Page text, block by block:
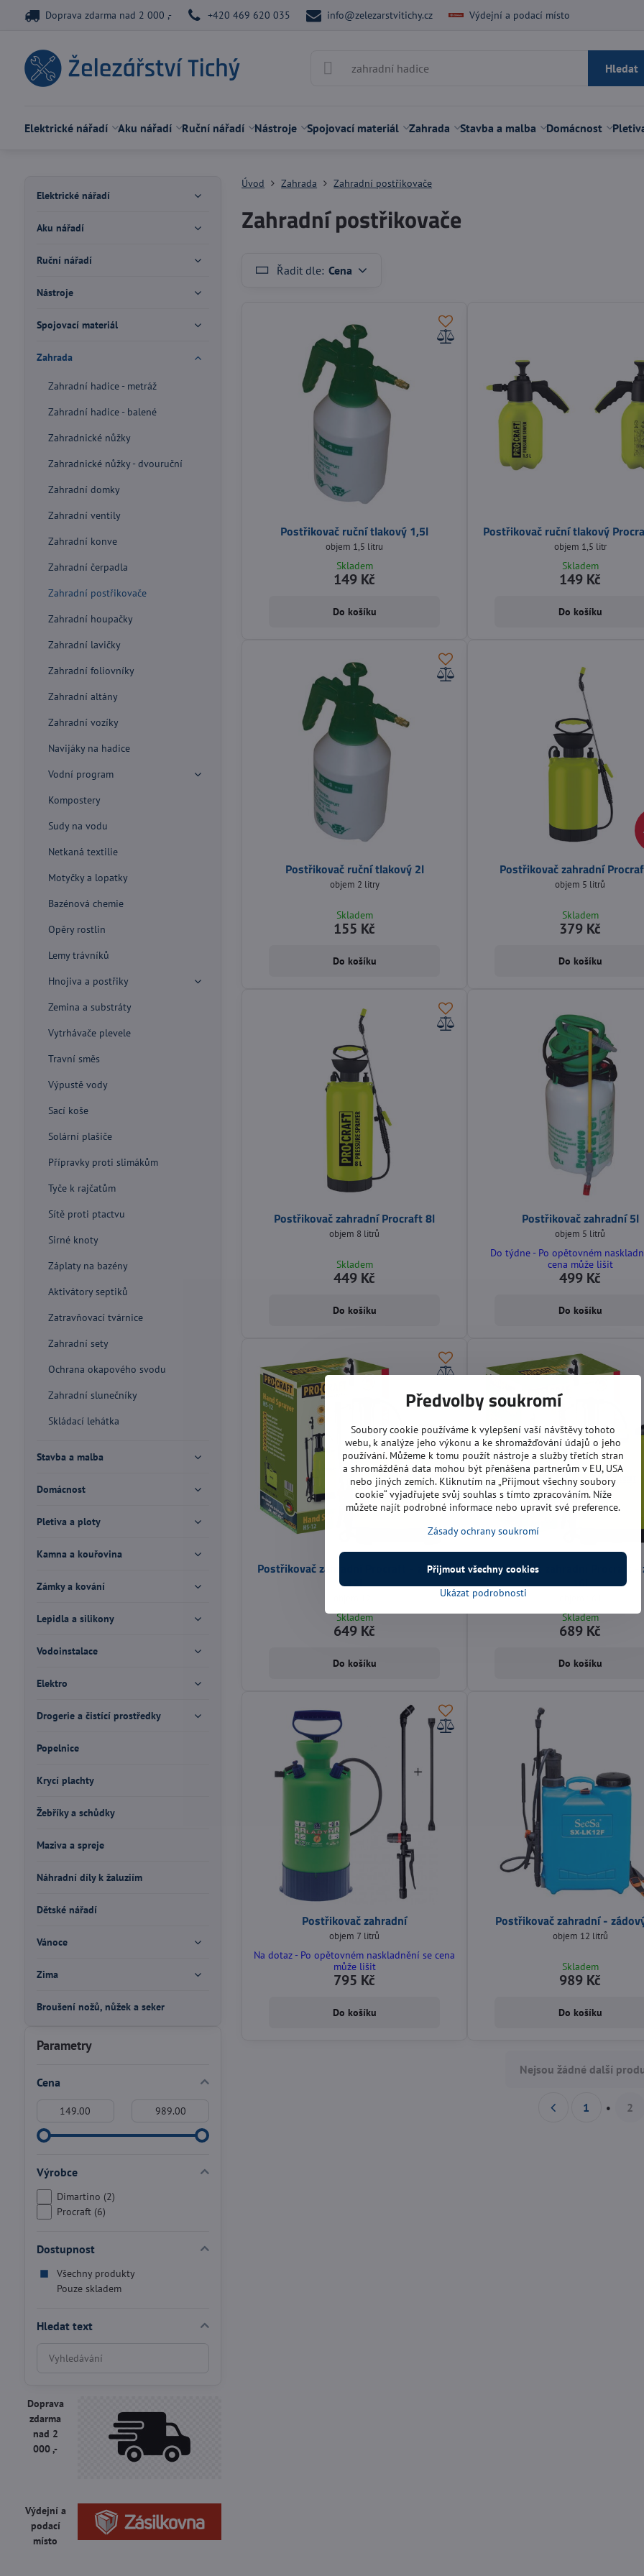
Doprava zdarma nad 2 000 ,- +420 469 620 035 info@zelezarstvitichy.cz Výdejní a podací místo
Hledat
Elektrické nářadí Aku nářadí Ruční nářadí Nástroje Spojovací materiál Zahrada Stavba a malba Domácnost
Úvod Zahrada Zahradní postřikovače
Zahradní postřikovače
Řadit dle: Cena
Postřikovač ruční tlakový 1,5l
objem 1,5 litru
Skladem
149 Kč
Do košíku
Postřikovač ruční tlakový
objem 1,5 litr
Skladem
149 Kč
Do košíku
Postřikovač ruční tlakový 2l
objem 2 litry
Skladem
155 Kč
Do košíku
Postřikovač zahradní
objem 5 litrů
Skladem
379 Kč
Do košíku
Postřikovač zahradní Procraft 8l
objem 8 litrů
Skladem
449 Kč
Do košíku
Postřikovač zahradní 5l
objem 5 litrů
Do týdne - Po opětovném
cena může lišit
499 Kč
Do košíku
Postřikovač zahradní Procraft - zádový
12l
Skladem
649 Kč
Do košíku
Postřikovač zahradní Procraft -
16l
Skladem
689 Kč
Do košíku
Postřikovač zahradní
objem 7 litrů
Na dotaz - Po opětovném naskladnění se cena
může lišit
795 Kč
Do košíku
Postřikovač zahradní -
objem 12 litrů
Skladem
989 Kč
Do košíku
Nejsou žádné další
1 2
Parametry
Cena
Výrobce
Dimartino (2)
Procraft (6)
Dostupnost
Všechny produkty
Pouze skladem
Hledat text
Prohledat
výsledky
fulltextem
Elektrické nářadí
Aku nářadí
Ruční nářadí
Nástroje
Spojovací materiál
Zahrada
Zahradní hadice - metráž
Zahradní hadice - balené
Zahradnické nůžky
Zahradnické nůžky - dvouruční
Zahradní domky
Zahradní ventily
Zahradní konve
Zahradní čerpadla
Zahradní postřikovače
Zahradní houpačky
Zahradní lavičky
Zahradní foliovníky
Zahradní altány
Zahradní vozíky
Navijáky na hadice
Vodní program
Kompostery
Sudy na vodu
Netkaná textilie
Motyčky a lopatky
Bazénová chemie
Opěry rostlin
Lemy trávníků
Hnojiva a postřiky
Zemina a substráty
Vytrhávače plevele
Travní směs
Výpustě vody
Sací koše
Solární plašiče
Přípravky proti slimákům
Tyče k rajčatům
Sítě proti ptactvu
Sirné knoty
Záplaty na bazény
Aktivátory septiků
Zatravňovací tvárnice
Zahradní sety
Ochrana okapového svodu
Zahradní slunečníky
Skládací lehátka
Stavba a malba
Domácnost
Pletiva a ploty
Kamna a kouřovina
Zámky a kování
Lepidla a silikony
Vodoinstalace
Elektro
Drogerie a čistící prostředky
Popelnice
Krycí plachty
Žebříky a schůdky
Maziva a spreje
Náhradní díly k žaluziím
Dětské nářadí
Vánoce
Zima
Broušení nožů, nůžek a seker
Doprava
zdarma
nad 2
000 ,-
Výdejní a
podací
místo
Předvolby soukromí
Soubory cookie používáme k vylepšení vaší návštěvy tohoto
webu, k analýze jeho výkonu a ke shromažďování údajů o jeho
používání. Můžeme k tomu použít nástroje a služby třetích stran
a shromážděná data mohou být přenášena partnerům v EU, USA
nebo jiných zemích. Kliknutím na „Přijmout všechny soubory
cookie“ vyjadřujete svůj souhlas s tímto zpracováním. Níže
můžete najít podrobné informace nebo upravit své preference.
Zásady ochrany soukromí
Ukázat podrobnosti
Přijmout všechny cookies